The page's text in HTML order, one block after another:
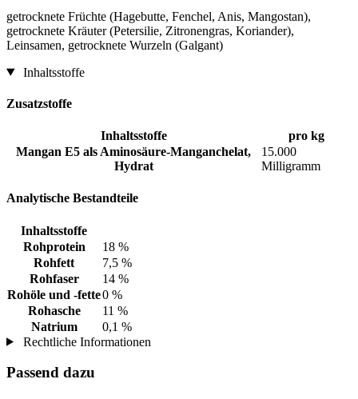
getrocknete Früchte (Hagebutte, Fenchel, Anis, Mangostan),
getrocknete Kräuter (Petersilie, Zitronengras, Koriander),
Leinsamen, getrocknete Wurzeln (Galgant)
Inhaltsstoffe
Zusatzstoffe
Inhaltsstoffe
pro kg
Mangan E5 als Aminosäure-Manganchelat,
Hydrat
15.000
Milligramm
Analytische Bestandteile
Inhaltsstoffe
Rohprotein
18 %
Rohfett
7,5 %
Rohfaser
14 %
Rohöle und -fette0 %
Rohasche
11 %
Natrium
0,1 %
Rechtliche Informationen
Passend dazu